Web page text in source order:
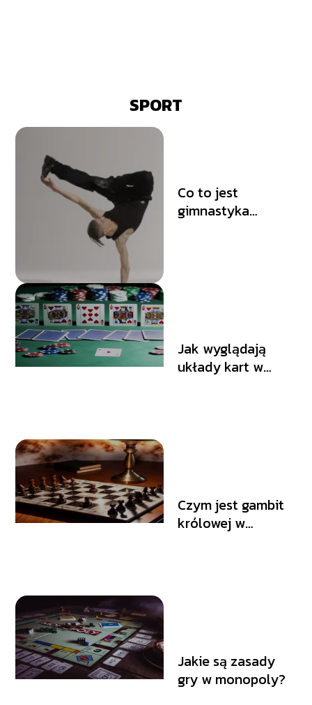
SPORT
Co to jest
gimnastyka
Jak wyglądają
układy kart w
Czym jest gambit
królowej w
Jakie są zasady
gry w monopoly?